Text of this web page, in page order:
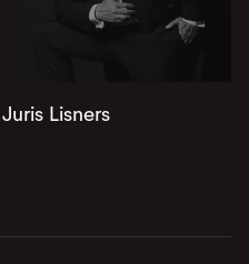
Juris Lisners